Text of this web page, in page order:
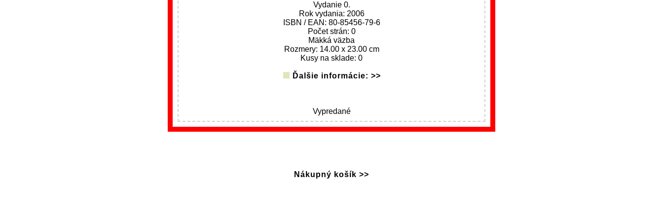
Vydanie 0.
Rok vydania: 2006
ISBN / EAN: 80-85456-79-6
Počet strán: 0
Mäkká väzba
Rozmery: 14.00 x 23.00 cm
Kusy na sklade: 0
Ďalšie informácie: >>
Vypredané
Nákupný košík >>